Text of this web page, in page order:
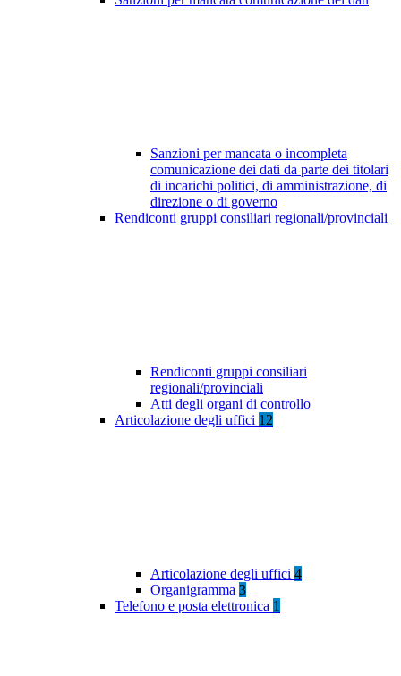
Sanzioni per mancata o incompleta
comunicazione dei dati da parte dei titolari
di incarichi politici, di amministrazione, di
direzione o di governo
Rendiconti gruppi consiliari regionali/provinciali
Rendiconti gruppi consiliari
regionali/provinciali
Atti degli organi di controllo
Articolazione degli uffici 12
Articolazione degli uffici 4
Organigramma 3
Telefono e posta elettronica 1